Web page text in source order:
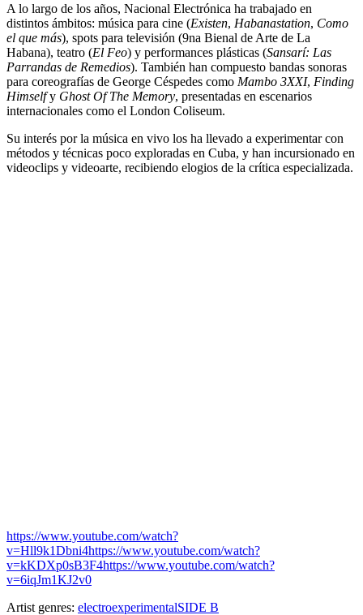
A lo largo de los años, Nacional Electrónica ha trabajado en
distintos ámbitos: música para cine (Existen, Habanastation, Como
el que más), spots para televisión (9na Bienal de Arte de La
Habana), teatro (El Feo) y performances plásticas (Sansarí: Las
Parrandas de Remedios). También han compuesto bandas sonoras
para coreografías de George Céspedes como Mambo 3XXI, Finding
Himselfy Ghost Of The Memory, presentadas en escenarios
internacionales como el London Coliseum.
Su interés por la música en vivo los ha llevado a experimentar con
métodos y técnicas poco exploradas en Cuba, y han incursionado en
videoclips y videoarte, recibiendo elogios de la crítica especializada.
https://www.youtube.com/watch?
v=Hll9k1Dbni4https://www.youtube.com/watch?
v=kKDXp0sB3F4https://www.youtube.com/watch?
v=6iqJm1KJ2v0
Artist genres: electroexperimentalSIDE B